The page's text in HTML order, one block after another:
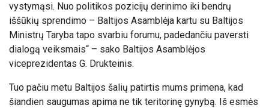
vystymąsi. Nuo politikos pozicijų derinimo iki bendrų
iššūkių sprendimo – Baltijos Asamblėja kartu su Baltijos
Ministrų Taryba tapo svarbiu forumu, padedančiu paversti
dialogą veiksmais“ – sako Baltijos Asamblėjos
viceprezidentas G. Drukteinis.
Tuo pačiu metu Baltijos šalių patirtis mums primena, kad
šiandien saugumas apima ne tik teritorinę gynybą. Iš esmės